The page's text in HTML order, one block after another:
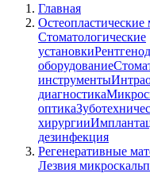
Главная
Остеопластические
Стоматологические
установки
оборудование
инструменты
диагностика
оптика
хирургии
дезинфекция
Регенеративные
Лезвия